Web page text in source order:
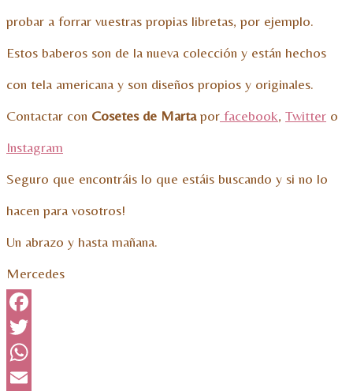
probar a forrar vuestras propias libretas, por ejemplo.
Estos baberos son de la nueva colección y están hechos
con tela americana y son diseños propios y originales.
Contactar con Cosetes de Martapor facebook, Twitter o
Instagram
Seguro que encontráis lo que estáis buscando y si no lo
hacen para vosotros!
Un abrazo y hasta mañana.
Mercedes
Facebook
Twitter
WhatsApp